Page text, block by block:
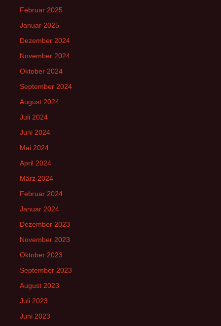
Februar 2025
Januar 2025
Dezember 2024
November 2024
Oktober 2024
September 2024
August 2024
Juli 2024
Juni 2024
Mai 2024
April 2024
März 2024
Februar 2024
Januar 2024
Dezember 2023
November 2023
Oktober 2023
September 2023
August 2023
Juli 2023
Juni 2023